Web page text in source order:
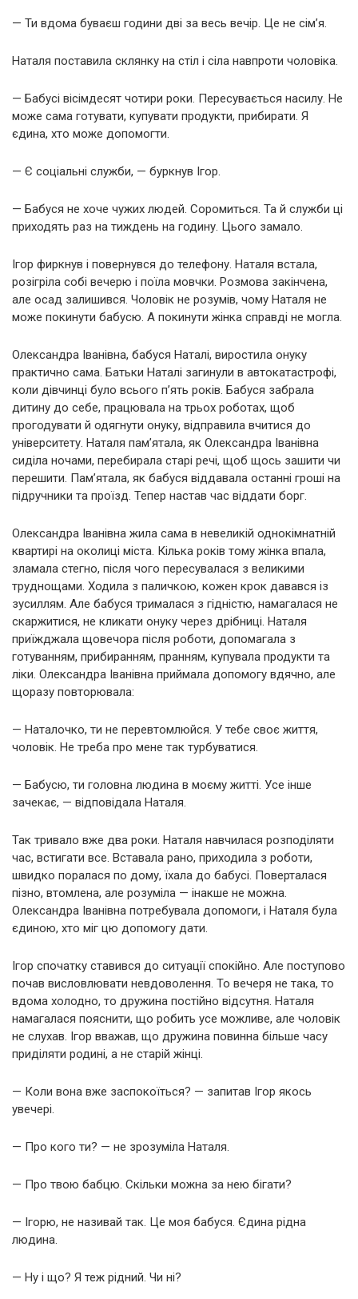
— Ти вдома буваєш години дві за весь вечір. Це не сім’я.
Наталя поставила склянку на стіл і сіла навпроти чоловіка.
— Бабусі вісімдесят чотири роки. Пересувається насилу. Не
може сама готувати, купувати продукти, прибирати. Я
єдина, хто може допомогти.
— Є соціальні служби, — буркнув Ігор.
— Бабуся не хоче чужих людей. Соромиться. Та й служби ці
приходять раз на тиждень на годину. Цього замало.
Ігор фиркнув і повернувся до телефону. Наталя встала,
розігріла собі вечерю і поїла мовчки. Розмова закінчена,
але осад залишився. Чоловік не розумів, чому Наталя не
може покинути бабусю. А покинути жінка справді не могла.
Олександра Іванівна, бабуся Наталі, виростила онуку
практично сама. Батьки Наталі загинули в автокатастрофі,
коли дівчинці було всього п’ять років. Бабуся забрала
дитину до себе, працювала на трьох роботах, щоб
прогодувати й одягнути онуку, відправила вчитися до
університету. Наталя пам’ятала, як Олександра Іванівна
сиділа ночами, перебирала старі речі, щоб щось зашити чи
перешити. Пам’ятала, як бабуся віддавала останні гроші на
підручники та проїзд. Тепер настав час віддати борг.
Олександра Іванівна жила сама в невеликій однокімнатній
квартирі на околиці міста. Кілька років тому жінка впала,
зламала стегно, після чого пересувалася з великими
труднощами. Ходила з паличкою, кожен крок давався із
зусиллям. Але бабуся трималася з гідністю, намагалася не
скаржитися, не кликати онуку через дрібниці. Наталя
приїжджала щовечора після роботи, допомагала з
готуванням, прибиранням, пранням, купувала продукти та
ліки. Олександра Іванівна приймала допомогу вдячно, але
щоразу повторювала:
— Наталочко, ти не перевтомлюйся. У тебе своє життя,
чоловік. Не треба про мене так турбуватися.
— Бабусю, ти головна людина в моєму житті. Усе інше
зачекає, — відповідала Наталя.
Так тривало вже два роки. Наталя навчилася розподіляти
час, встигати все. Вставала рано, приходила з роботи,
швидко поралася по дому, їхала до бабусі. Поверталася
пізно, втомлена, але розуміла — інакше не можна.
Олександра Іванівна потребувала допомоги, і Наталя була
єдиною, хто міг цю допомогу дати.
Ігор спочатку ставився до ситуації спокійно. Але поступово
почав висловлювати невдоволення. То вечеря не така, то
вдома холодно, то дружина постійно відсутня. Наталя
намагалася пояснити, що робить усе можливе, але чоловік
не слухав. Ігор вважав, що дружина повинна більше часу
приділяти родині, а не старій жінці.
— Коли вона вже заспокоїться? — запитав Ігор якось
увечері.
— Про кого ти? — не зрозуміла Наталя.
— Про твою бабцю. Скільки можна за нею бігати?
— Ігорю, не називай так. Це моя бабуся. Єдина рідна
людина.
— Ну і що? Я теж рідний. Чи ні?